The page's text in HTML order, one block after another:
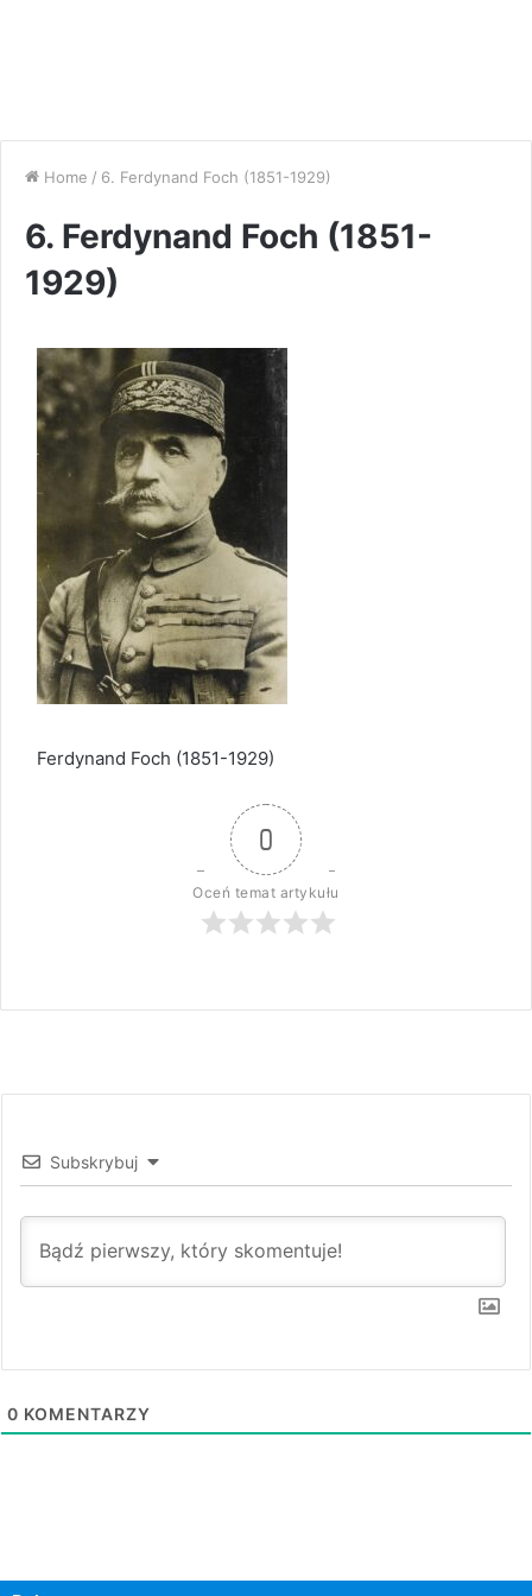
Home / 6. Ferdynand Foch (1851-1929)
6. Ferdynand Foch (1851-
1929)
Ferdynand Foch (1851-1929)
0
Oceń temat artykułu
Subskrybuj
0 KOMENTARZY